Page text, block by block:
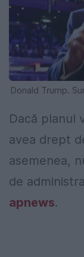
Donald Trump.
Dacă planul
avea drept
asemenea,
de
apnews.